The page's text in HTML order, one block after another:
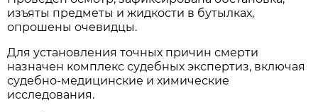
изъяты предметы и жидкости в бутылках,
опрошены очевидцы.
Для установления точных причин смерти
назначен комплекс судебных экспертиз, включая
судебно-медицинские и химические
исследования.